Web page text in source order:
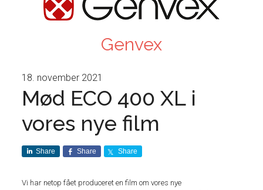
Genvex
18. november 2021
Mød ECO 400 XL i
vores nye film
Share Share Share
Vi har netop fået produceret en film om vores nye